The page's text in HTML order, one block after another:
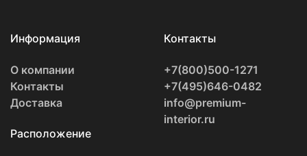
Информация
О компании
Контакты
Доставка
Контакты
+7(800)500-1271
+7(495)646-0482
info@premium-
interior.ru
Расположение